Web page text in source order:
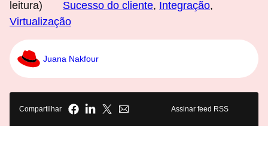
leitura)
Sucesso do cliente, Integração,
Virtualização
Juana Nakfour
Compartilhar Assinar feed RSS